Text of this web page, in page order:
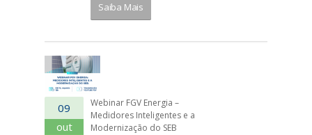
Saiba Mais
09
out
Webinar FGV Energia –
Medidores Inteligentes e a
Modernização do SEB